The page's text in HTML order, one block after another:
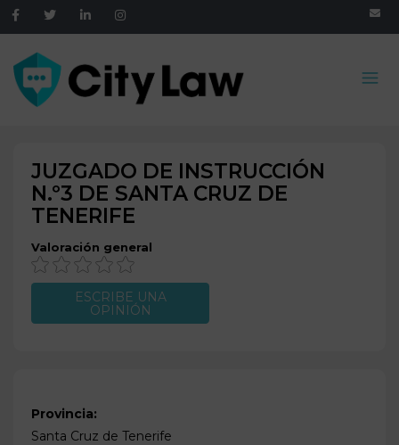
JUZGADO DE INSTRUCCIÓN
N.º3 DE SANTA CRUZ DE
TENERIFE
Valoración general
ESCRIBE UNA
OPINIÓN
Provincia:
Santa Cruz de Tenerife